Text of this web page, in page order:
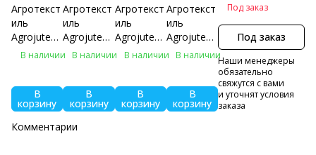
Агротекст
иль
Agrojutex
4,20х100м
В наличии
В
корзину
Агротекст
иль
Agrojutex
3,30х100м
В наличии
В
корзину
Агротекст
иль
Agrojutex
2,10х100м
В наличии
В
корзину
Агротекст
иль
Agrojutex
1,05х100м
В наличии
В
корзину
Под заказ
Под заказ
Наши менеджеры
обязательно
свяжутся с вами
и уточнят условия
заказа
Комментарии